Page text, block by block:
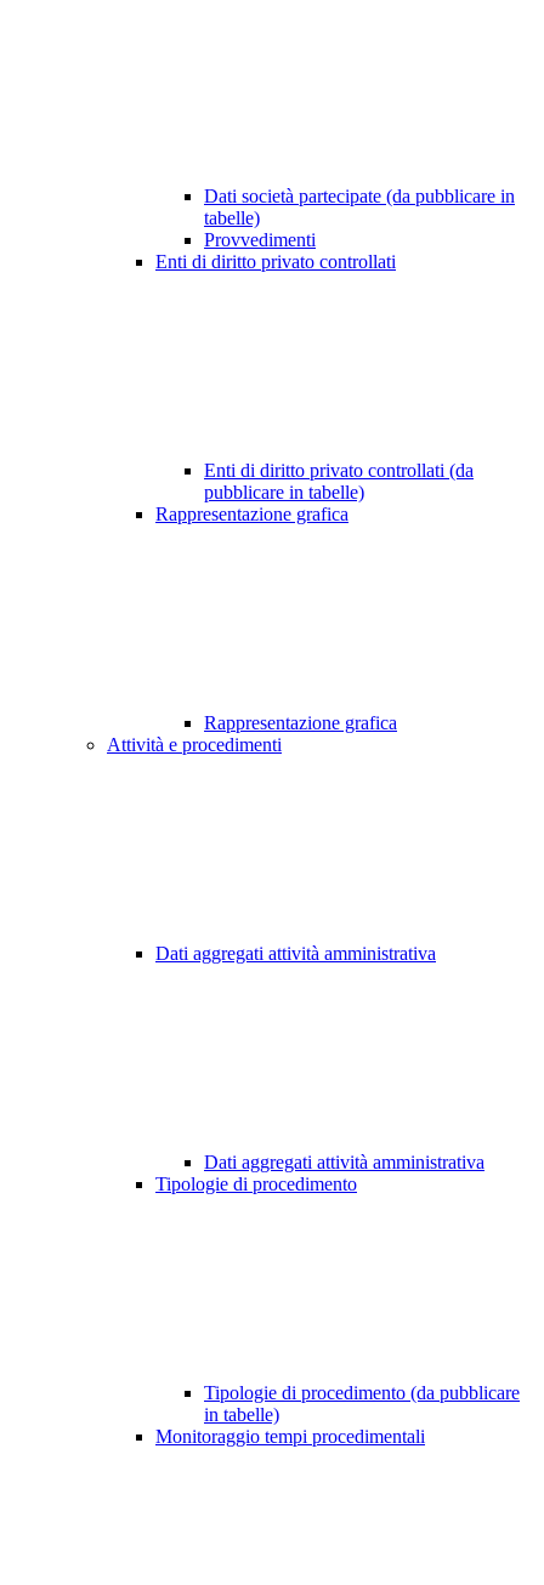
Dati società partecipate (da pubblicare in
tabelle)
Provvedimenti
Enti di diritto privato controllati
Enti di diritto privato controllati (da
pubblicare in tabelle)
Rappresentazione grafica
Rappresentazione grafica
Attività e procedimenti
Dati aggregati attività amministrativa
Dati aggregati attività amministrativa
Tipologie di procedimento
Tipologie di procedimento (da pubblicare
in tabelle)
Monitoraggio tempi procedimentali